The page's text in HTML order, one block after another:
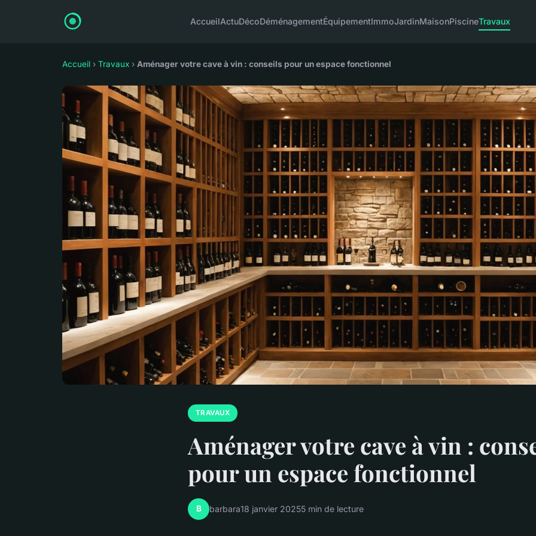
AccueilActuDécoDéménagementÉquipementImmoJardinMaisonPiscineTravaux
Accueil › Travaux › Aménager votre cave à vin : conseils pour un espace fonctionnel
TRAVAUX
Aménager votre cave à vin :
pour un espace fonctionnel
B barbara18 janvier 20255 min de lecture